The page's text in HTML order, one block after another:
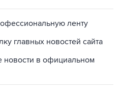
ленту
главных новостей сайта
новости в официальном